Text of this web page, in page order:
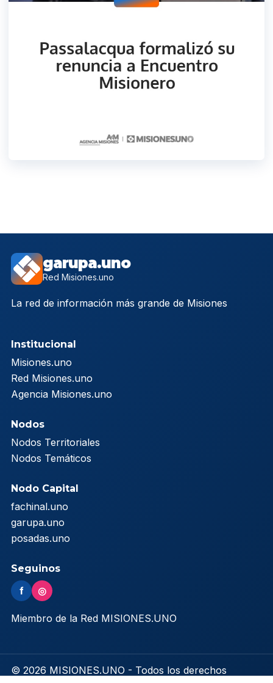
garupa.uno
Red Misiones.uno
La red de información más grande de Misiones
Institucional
Misiones.uno
Red Misiones.uno
Agencia Misiones.uno
Nodos
Nodos Territoriales
Nodos Temáticos
Nodo Capital
fachinal.uno
garupa.uno
posadas.uno
Seguinos
f ◎
Miembro de la Red MISIONES.UNO
© 2026 MISIONES.UNO - Todos los derechos